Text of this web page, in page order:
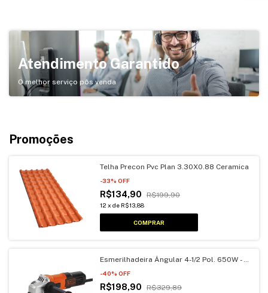
Atendimento Garantido
O melhor serviço pôs venda
Promoções
Telha Precon Pvc Plan 3.30X0.88 Ceramica
-33% OFF
R$134,90 R$199,90
12 x de R$13,88
Esmerilhadeira Ângular 4-1/2 Pol. 650W -
-40% OFF
R$198,90 R$329,89